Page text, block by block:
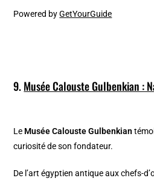
Powered byGetYourGuide
9.Musée Calouste Gulbenkian :
Le Musée Calouste Gulbenkian
curiosité de son fondateur.
De l’art égyptien antique aux chefs-